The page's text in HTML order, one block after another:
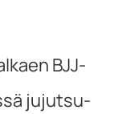
BJJ-
jujutsu-